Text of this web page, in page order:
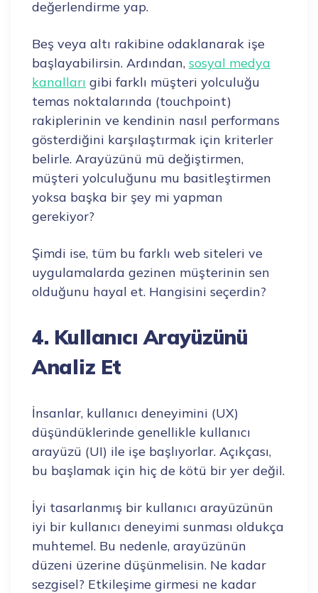
değerlendirme yap.
Beş veya altı rakibine odaklanarak işe
başlayabilirsin. Ardından, sosyal medya
kanalları gibi farklı müşteri yolculuğu
temas noktalarında (touchpoint)
rakiplerinin ve kendinin nasıl performans
gösterdiğini karşılaştırmak için kriterler
belirle. Arayüzünü mü değiştirmen,
müşteri yolculuğunu mu basitleştirmen
yoksa başka bir şey mi yapman
gerekiyor?
Şimdi ise, tüm bu farklı web siteleri ve
uygulamalarda gezinen müşterinin sen
olduğunu hayal et. Hangisini seçerdin?
4. Kullanıcı Arayüzünü
Analiz Et
İnsanlar, kullanıcı deneyimini (UX)
düşündüklerinde genellikle kullanıcı
arayüzü (UI) ile işe başlıyorlar. Açıkçası,
bu başlamak için hiç de kötü bir yer değil.
İyi tasarlanmış bir kullanıcı arayüzünün
iyi bir kullanıcı deneyimi sunması oldukça
muhtemel. Bu nedenle, arayüzünün
düzeni üzerine düşünmelisin. Ne kadar
sezgisel? Etkileşime girmesi ne kadar